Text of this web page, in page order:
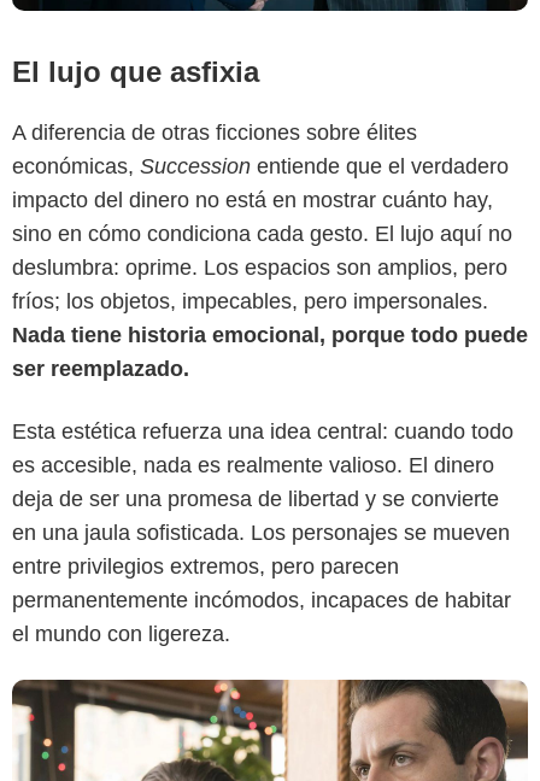
El lujo que asfixia
A diferencia de otras ficciones sobre élites
económicas, Succession entiende que el verdadero
impacto del dinero no está en mostrar cuánto hay,
sino en cómo condiciona cada gesto. El lujo aquí no
deslumbra: oprime. Los espacios son amplios, pero
fríos; los objetos, impecables, pero impersonales.
Nada tiene historia emocional, porque todo puede
ser reemplazado.
Esta estética refuerza una idea central: cuando todo
es accesible, nada es realmente valioso. El dinero
deja de ser una promesa de libertad y se convierte
en una jaula sofisticada. Los personajes se mueven
entre privilegios extremos, pero parecen
permanentemente incómodos, incapaces de habitar
el mundo con ligereza.